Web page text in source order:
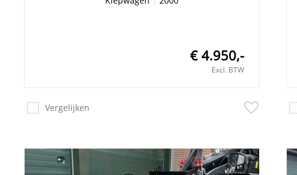
€ 4.950,-
Excl. BTW
Vergelijken